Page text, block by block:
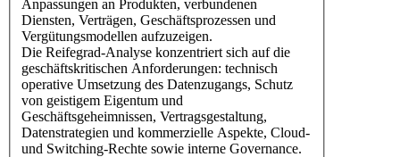
Anpassungen an Produkten, verbundenen
Diensten, Verträgen, Geschäftsprozessen und
Vergütungsmodellen aufzuzeigen.
Die Reifegrad-Analyse konzentriert sich auf die
geschäftskritischen Anforderungen: technisch
operative Umsetzung des Datenzugangs, Schutz
von geistigem Eigentum und
Geschäftsgeheimnissen, Vertragsgestaltung,
Datenstrategien und kommerzielle Aspekte, Cloud-
und Switching-Rechte sowie interne Governance.